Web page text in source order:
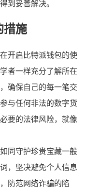
到妥善解决。
措施
开启比特派钱包的使
者一样充分了解所在
确保自己的每一笔交
与任何非法的数字货
要的法律风险，就像
同守护珍贵宝藏一般
，坚决避免个人信息
防范网络诈骗的陷